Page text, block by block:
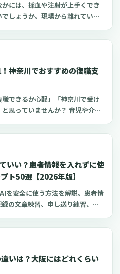
には、採血や注射が上手くでき
しょうか。現場から離れている
学びと実践を深めれば、ブランク
ます。 今回は、採血研修も受け
をご紹介します。
神奈川でおすすめの復職支
職できるか心配」「神奈川で受け
思っていませんか？ 育児や介護
かし、厚生労働省などはブランク
るため、研修などを活用するこ
回は、神奈川でおすすめのブラ
紹介します。
いい？患者情報を入れずに使
ト50選【2026年版】
を安全に使う方法を解説。患者情
の文章練習、申し送り練習、復
いは？大阪にはどれくらい